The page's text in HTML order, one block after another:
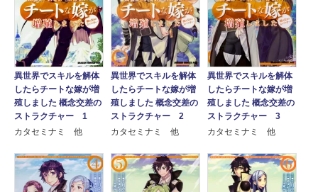
異世界でスキルを解体
したらチートな嫁が増
殖しました 概念交差の
ストラクチャー 1
カタセミナミ 他
異世界でスキルを解体
したらチートな嫁が増
殖しました 概念交差の
ストラクチャー 2
カタセミナミ 他
異世界でスキルを解体
したらチートな嫁が増
殖しました 概念交差の
ストラクチャー 3
カタセミナミ 他